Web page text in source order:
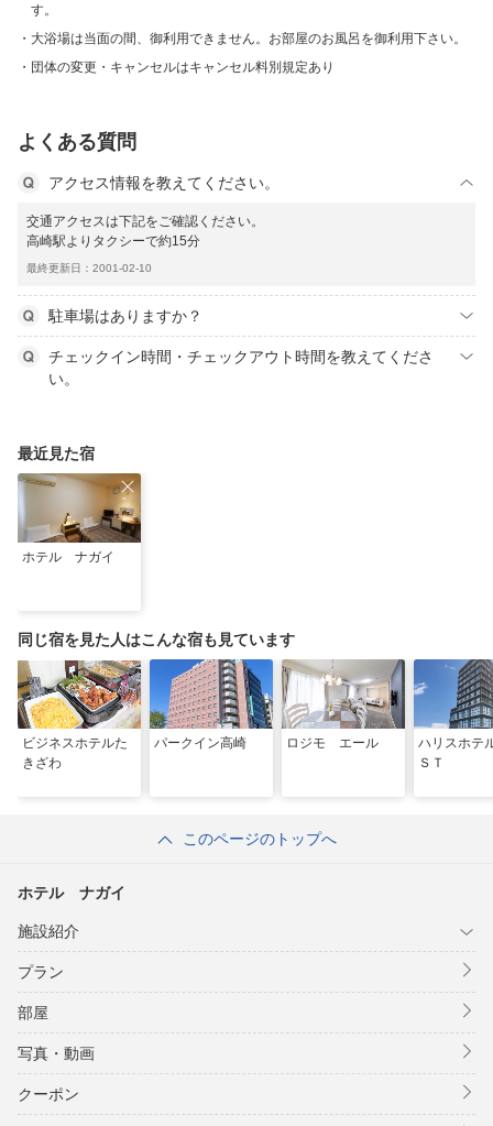
す。
大浴場は当面の間、御利用できません。お部屋のお風呂を御利用下さい。
団体の変更・キャンセルはキャンセル料別規定あり
よくある質問
アクセス情報を教えてください。
交通アクセスは下記をご確認ください。
高崎駅よりタクシーで約15分
最終更新日：2001-02-10
駐車場はありますか？
チェックイン時間・チェックアウト時間を教えてくださ
い。
最近見た宿
ホテル ナガイ
同じ宿を見た人はこんな宿も見ています
ビジネスホテルた
きざわ
パークイン高崎 ロジモ エール
ハリスホテ
ＳＴ
このページのトップへ
ホテル ナガイ
施設紹介
プラン
部屋
写真・動画
クーポン